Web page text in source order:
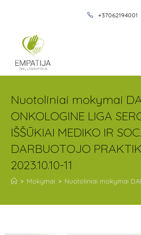
+37062194001
Nuotoliniai mokymai
ONKOLOGINE LIGA
IŠŠŪKIAI MEDIKO IR SOC.
DARBUOTOJO
2023.10.10-11
> Mokymai > Nuotoliniai mokymai